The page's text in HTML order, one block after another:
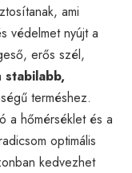
ami
védelmet nyújt a
erős szél,
stabilabb,
terméshez.
a hőmérséklet és a
optimális
kedvezhet